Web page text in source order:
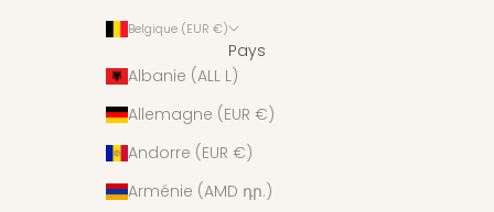
Belgique (EUR €)
Pays
Albanie (ALL L)
Allemagne (EUR €)
Andorre (EUR €)
Arménie (AMD դր.)